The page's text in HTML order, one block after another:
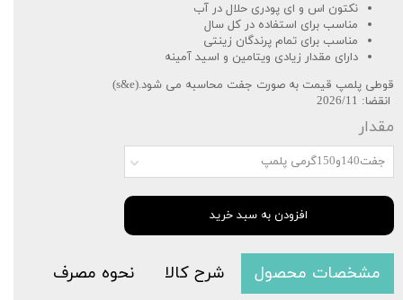
نکتون اس و ای پودری حلال در آب
مناسب برای استفاده در کل سال
مناسب برای تمام پرندگان زینتی
دارای مقدار زیادی ویتامین و اسید آمینه
قوطی پلمپ قیمت به صورت جفت محاسبه می شود.(s&e)
انقضا: 2026/11
مقدار
جفت140و150گرمی پلمپ
افزودن به سبد خرید
مشخصات محصول شرح کالا
نحوه مصرف